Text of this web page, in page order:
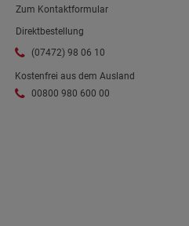
Zum Kontaktformular
Direktbestellung
(07472) 98 06 10
Kostenfrei aus dem Ausland
00800 980 600 00